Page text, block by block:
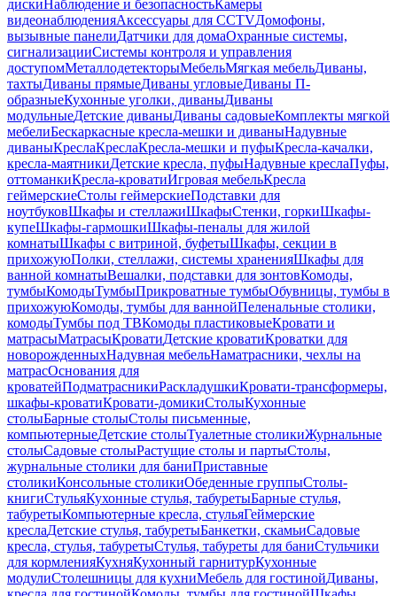
дискиНаблюдение и безопасностьКамеры
видеонаблюденияАксессуары для CCTVДомофоны,
вызывные панелиДатчики для домаОхранные системы,
сигнализацииСистемы контроля и управления
доступомМеталлодетекторыМебельМягкая мебельДиваны,
тахтыДиваны прямыеДиваны угловыеДиваны П-
образныеКухонные уголки, диваныДиваны
модульныеДетские диваныДиваны садовыеКомплекты мягкой
мебелиБескаркасные кресла-мешки и диваныНадувные
диваныКреслаКреслаКресла-мешки и пуфыКресла-качалки,
кресла-маятникиДетские кресла, пуфыНадувные креслаПуфы,
оттоманкиКресла-кроватиИгровая мебельКресла
геймерскиеСтолы геймерскиеПодставки для
ноутбуковШкафы и стеллажиШкафыСтенки, горкиШкафы-
купеШкафы-гармошкиШкафы-пеналы для жилой
комнатыШкафы с витриной, буфетыШкафы, секции в
прихожуюПолки, стеллажи, системы храненияШкафы для
ванной комнатыВешалки, подставки для зонтовКомоды,
тумбыКомодыТумбыПрикроватные тумбыОбувницы, тумбы в
прихожуюКомоды, тумбы для ваннойПеленальные столики,
комодыТумбы под ТВКомоды пластиковыеКровати и
матрасыМатрасыКроватиДетские кроватиКроватки для
новорожденныхНадувная мебельНаматрасники, чехлы на
матрасОснования для
кроватейПодматрасникиРаскладушкиКровати-трансформеры,
шкафы-кроватиКровати-домикиСтолыКухонные
столыБарные столыСтолы письменные,
компьютерныеДетские столыТуалетные столикиЖурнальные
столыСадовые столыРастущие столы и партыСтолы,
журнальные столики для баниПриставные
столикиКонсольные столикиОбеденные группыСтолы-
книгиСтульяКухонные стулья, табуретыБарные стулья,
табуретыКомпьютерные кресла, стульяГеймерские
креслаДетские стулья, табуретыБанкетки, скамьиСадовые
кресла, стулья, табуретыСтулья, табуреты для баниСтульчики
для кормленияКухняКухонный гарнитурКухонные
модулиСтолешницы для кухниМебель для гостинойДиваны,